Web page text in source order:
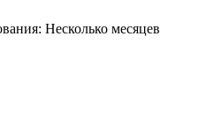
Несколько месяцев